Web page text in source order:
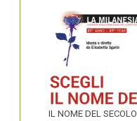
IL NOME DEL SECOLO